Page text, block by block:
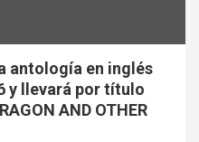
antología en inglés
y llevará por título
AND OTHER